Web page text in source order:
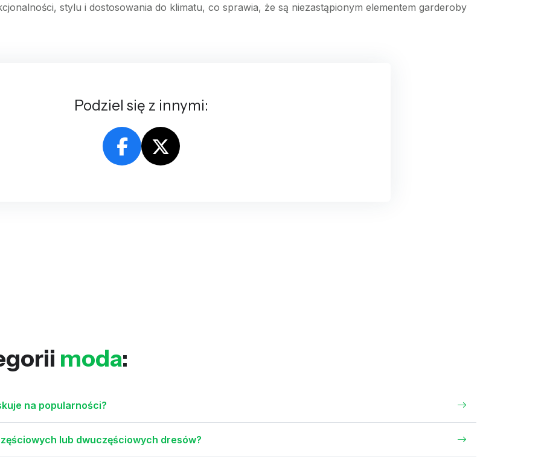
stylu i dostosowania do klimatu, co sprawia, że są niezastąpionym elementem garderoby
Podziel się z innymi:
moda:
na popularności?
lub dwuczęściowych dresów?